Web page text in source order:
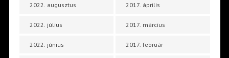
2022. augusztus
2022. július
2022. június
2017. április
2017. március
2017. február